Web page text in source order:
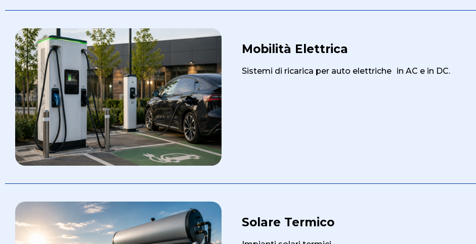
Mobilità Elettrica
Sistemi di ricarica per auto elettriche in AC e in DC.
Solare Termico